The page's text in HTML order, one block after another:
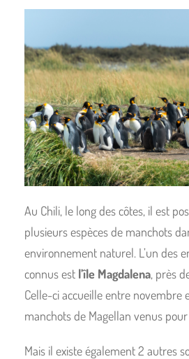
Au Chili, le long des côtes, il est
plusieurs espèces de manchots
environnement naturel. L’un des
connus est l’île Magdalena, près
Celle-ci accueille entre novembre
manchots de Magellan venus
Mais il existe également 2 autres